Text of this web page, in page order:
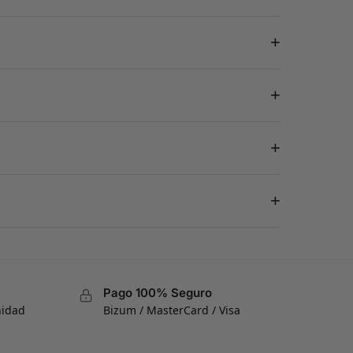
+
+
+
+
Pago 100% Seguro
Bizum / MasterCard / Visa